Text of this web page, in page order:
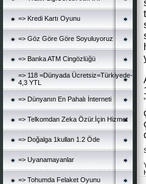
=> Kredi Kartı Oyunu
=> Göz Göre Göre Soyuluyoruz
=> Banka ATM Cingözlüğü
=> 118 =Dünyada Ücretsiz=Türkiyede-
4,3 YTL
=> Dünyanın En Pahalı İnterneti
=> Telkomdan Zeka Özür.İçin Hizmet
=> Doğalga 1kullan 1.2 Öde
=> Uyanamayanlar
=> Tohumda Felaket Oyunu